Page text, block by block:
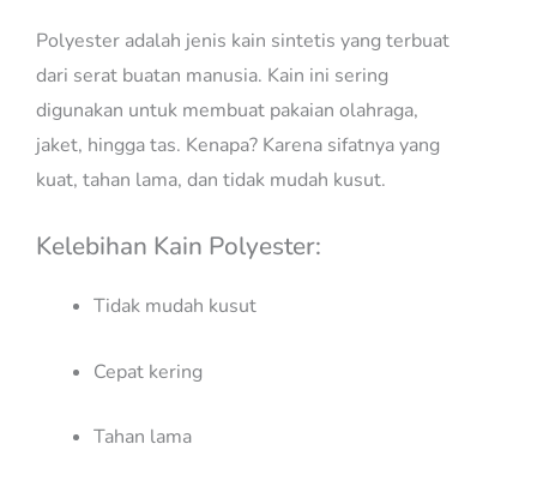
Polyester adalah jenis kain sintetis yang terbuat
dari serat buatan manusia. Kain ini sering
digunakan untuk membuat pakaian olahraga,
jaket, hingga tas. Kenapa? Karena sifatnya yang
kuat, tahan lama, dan tidak mudah kusut.
Kelebihan Kain Polyester:
Tidak mudah kusut
Cepat kering
Tahan lama